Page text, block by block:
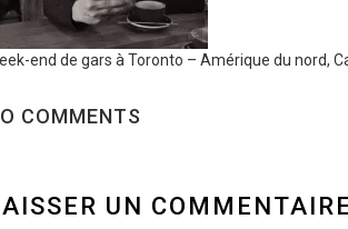
end de gars à Toronto – Amérique du nord,
COMMENTS
UN COMMENTAIRE